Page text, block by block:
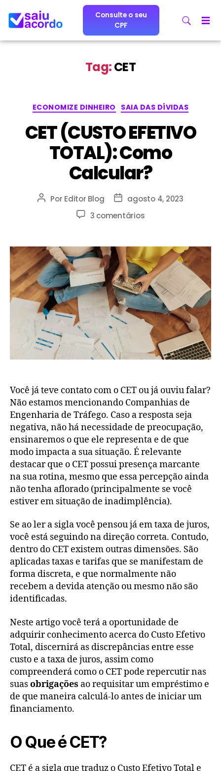
Consulte o seu
CPF
Tag:CET
ECONOMIZE DINHEIRO SAIA DAS DÍVIDAS
CET (CUSTO EFETIVO
TOTAL): Como
Calcular?
Por Editor Blog
agosto 4, 2023
3 comentários
Você já teve contato com o CET ou já ouviu falar?
Não estamos mencionando Companhias de
Engenharia de Tráfego. Caso a resposta seja
negativa, não há necessidade de preocupação,
ensinaremos o que ele representa e de que
modo impacta a sua situação. É relevante
destacar que o CET possui presença marcante
na sua rotina, mesmo que essa percepção ainda
não tenha aflorado (principalmente se você
estiver em situação de inadimplência).
Se ao ler a sigla você pensou já em taxa de juros,
você está seguindo na direção correta. Contudo,
dentro do CET existem outras dimensões. São
aplicadas taxas e tarifas que se manifestam de
forma discreta, e que normalmente não
recebem a devida atenção ou mesmo não são
identificadas.
Neste artigo você terá a oportunidade de
adquirir conhecimento acerca do Custo Efetivo
Total, discernirá as discrepâncias entre esse
custo e a taxa de juros, assim como
compreenderá como o CET pode repercutir nas
suasobrigações ao requisitar um empréstimo e
de que maneira calculá-lo antes de iniciar um
financiamento.
O Que é CET?
CET é a sigla que traduz o Custo Efetivo Total e